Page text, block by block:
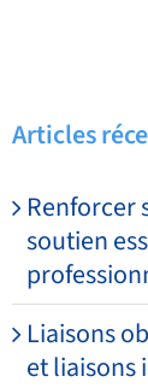
Articles
Renforcer
soutien
Liaisons
et liaisons